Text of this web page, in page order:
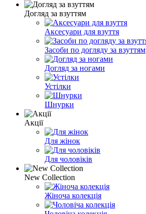
Догляд за взуттям
Аксесуари для взуття
Засоби по догляду за взуттям
Догляд за ногами
Устілки
Шнурки
Акції
Для жінок
Для чоловіків
New Collection
Жіноча колекція